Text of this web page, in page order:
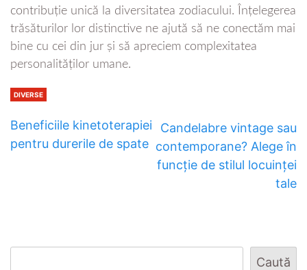
contribuție unică la diversitatea zodiacului. Înțelegerea
trăsăturilor lor distinctive ne ajută să ne conectăm mai
bine cu cei din jur și să apreciem complexitatea
personalităților umane.
DIVERSE
Beneficiile kinetoterapiei
pentru durerile de spate
Candelabre vintage sau
contemporane? Alege în
funcție de stilul locuinței
tale
Caută